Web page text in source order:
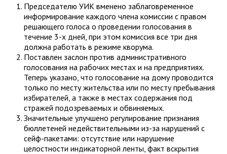
Председателю УИК вменено заблаговременное
информирование каждого члена комиссии с правом
решающего голоса о проведении голосования в
течение 3-х дней, при этом комиссия все три дня
должна работать в режиме кворума.
Поставлен заслон против административного
голосования на рабочих местах и на предприятиях.
Теперь указано, что голосование на дому проводится
только по месту жительства или по месту пребывания
избирателей, а также в местах содержания под
стражей подозреваемых и обвиняемых.
Значительные улучшено регулирование признания
бюллетеней недействительными из-за нарушений с
сейф-пакетами: отсутствие или нарушение
целостности индикаторной ленты, факт вскрытия